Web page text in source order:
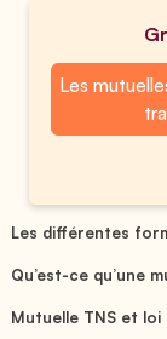
Les
Les différentes
Qu’est-ce qu’une
Mutuelle TNS et loi